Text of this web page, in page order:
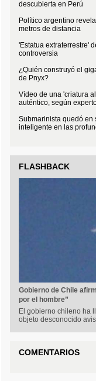
descubierta en Perú
Político argentino
metros de distancia
'Estatua extraterrestre'
controversia
¿Quién construyó el
de Pnyx?
Vídeo de una 'criatura
auténtico, según
Submarinista quedó en
inteligente en las
FLASHBACK
Gobierno de Chile
por el hombre”
El gobierno chileno ha
objeto desconocido
COMENTARIOS